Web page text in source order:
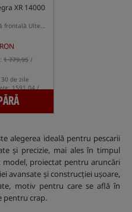
XR 14000
Mulineta cu frână frontală Ultegra XR 14000 XTD
RON
1 779,95 /
de zile
1591.04 /
alegerea ideală pentru pescarii
și precizie, mai ales în timpul
proiectat pentru aruncări
avansate și construcției ușoare,
motiv pentru care se află în
pentru crap.